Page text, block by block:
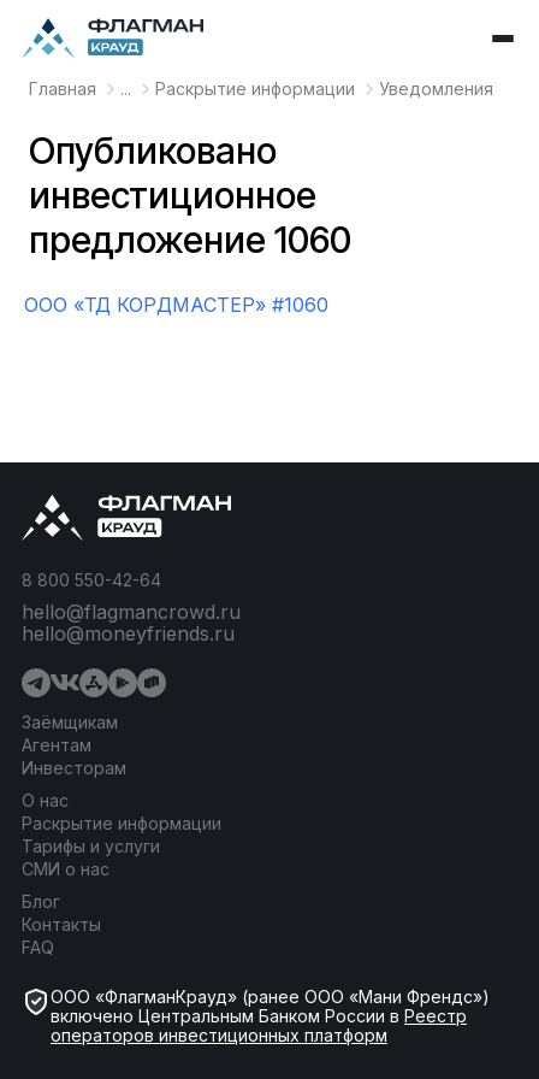
Главная ... Раскрытие информации Уведомления
Опубликовано
инвестиционное
предложение 1060
OOO «ТД КОРДМАСТЕР» #1060
Заёмщикам
Агентам
Инвесторам
О нас
Раскрытие информации
Тарифы и услуги
СМИ о нас
Блог
Контакты
FAQ
8 800 550-42-64
hello@flagmancrowd.ru
hello@moneyfriends.ru
ООО «ФлагманКрауд» (ранее ООО «Мани Френдс»)
включено Центральным Банком России в Реестр
операторов инвестиционных платформ